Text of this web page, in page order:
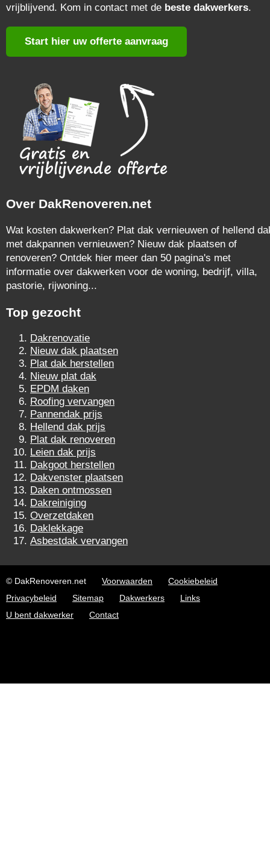
vrijblijvend. Kom in contact met de beste dakwerkers.
Start hier uw offerte aanvraag
Over DakRenoveren.net
Wat kosten dakwerken? Plat dak vernieuwen of hellend
met dakpannen vernieuwen? Nieuw dak plaatsen of
renoveren? Ontdek hier meer dan 50 pagina's met
informatie over dakwerken voor de woning, bedrijf, villa,
pastorie, rijwoning...
Top gezocht
Dakrenovatie
Nieuw dak plaatsen
Plat dak herstellen
Nieuw plat dak
EPDM daken
Roofing vervangen
Pannendak prijs
Hellend dak prijs
Plat dak renoveren
Leien dak prijs
Dakgoot herstellen
Dakvenster plaatsen
Daken ontmossen
Dakreiniging
Overzetdaken
Daklekkage
Asbestdak vervangen
© DakRenoveren.net Voorwaarden
Cookiebeleid
Privacybeleid
Sitemap Dakwerkers
Links
U bent dakwerker
Contact